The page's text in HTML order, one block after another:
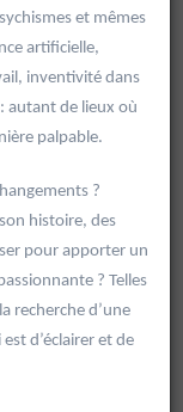
et mêmes
artificielle,
inventivité dans
autant de lieux où
palpable.
?
histoire, des
pour apporter un
? Telles
recherche d’une
d’éclairer et de